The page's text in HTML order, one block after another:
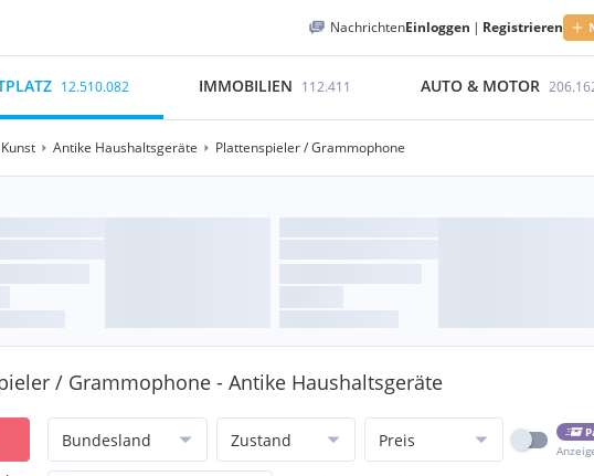
NachrichtenEinloggen | Registrieren
12.510.082 IMMOBILIEN 112.411 AUTO & MOTOR
Antike Haushaltsgeräte Plattenspieler / Grammophone
/ Grammophone - Antike Haushaltsgeräte
Bundesland Zustand Preis